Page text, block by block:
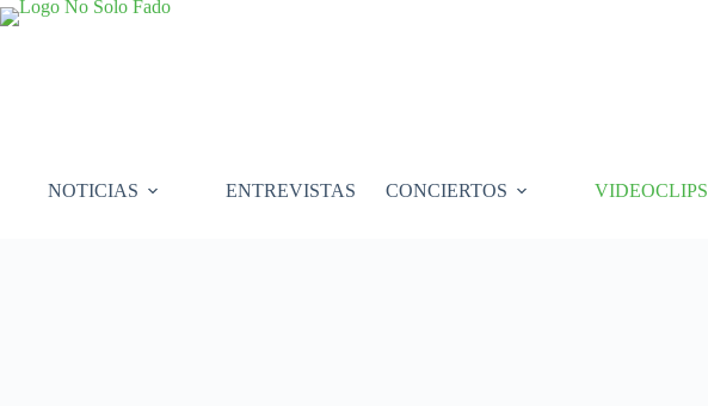
Saltar
al
NOTICIAS ENTREVISTAS CONCIERTOS VIDEOCLIPS